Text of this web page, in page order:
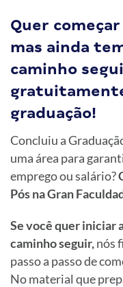
Quer
mas ainda
caminho
graduação!
Concluiu a
uma área para
emprego ou salário?
Pós na Gran
Se você quer iniciar
caminho seguir,nós
passo a passo de
No material que